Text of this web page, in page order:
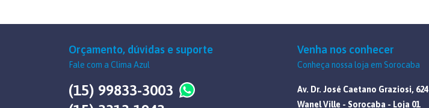
Orçamento, dúvidas e suporte
Fale com a Clima Azul
(15) 99833-3003
Venha nos conhecer
Conheça nossa loja em Sorocaba
Av. Dr. José Caetano Graziosi, 624
Wanel Ville - Sorocaba - Loja 01